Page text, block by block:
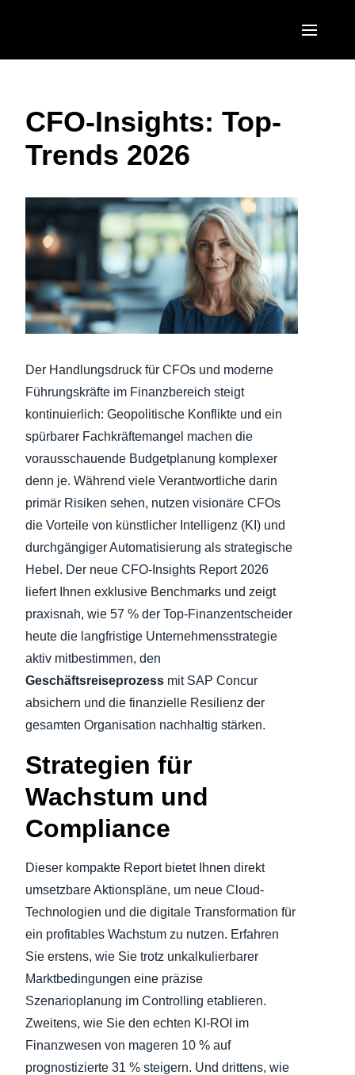
United States (English)
Canada (English)
México (Español)
Brasil (Português)
EUROPE
United Kingdom (English)
Deutschland (Deutsch)
Italia (Italiano)
Nederlands (English)
Sweden (English)
Finland (English)
Belgium (English)
España (Español)
Norway (English)
ASIA PACIFIC
Australia (English)
India (English)
日本（日本語)
Singapore (English)
CFO-Insights: Top-
Trends 2026
Der Handlungsdruck für CFOs und moderne
Führungskräfte im Finanzbereich steigt
kontinuierlich: Geopolitische Konflikte und ein
spürbarer Fachkräftemangel machen die
vorausschauende Budgetplanung komplexer
denn je. Während viele Verantwortliche darin
primär Risiken sehen, nutzen visionäre CFOs
die Vorteile von künstlicher Intelligenz (KI) und
durchgängiger Automatisierung als strategische
Hebel. Der neue CFO-Insights Report 2026
liefert Ihnen exklusive Benchmarks und zeigt
praxisnah, wie 57 % der Top-Finanzentscheider
heute die langfristige Unternehmensstrategie
aktiv mitbestimmen, den
Geschäftsreiseprozess mit SAP Concur
absichern und die finanzielle Resilienz der
gesamten Organisation nachhaltig stärken.
Strategien für
Wachstum und
Compliance
Dieser kompakte Report bietet Ihnen direkt
umsetzbare Aktionspläne, um neue Cloud-
Technologien und die digitale Transformation für
ein profitables Wachstum zu nutzen. Erfahren
Sie erstens, wie Sie trotz unkalkulierbarer
Marktbedingungen eine präzise
Szenarioplanung im Controlling etablieren.
Zweitens, wie Sie den echten KI-ROI im
Finanzwesen von mageren 10 % auf
prognostizierte 31 % steigern. Und drittens, wie